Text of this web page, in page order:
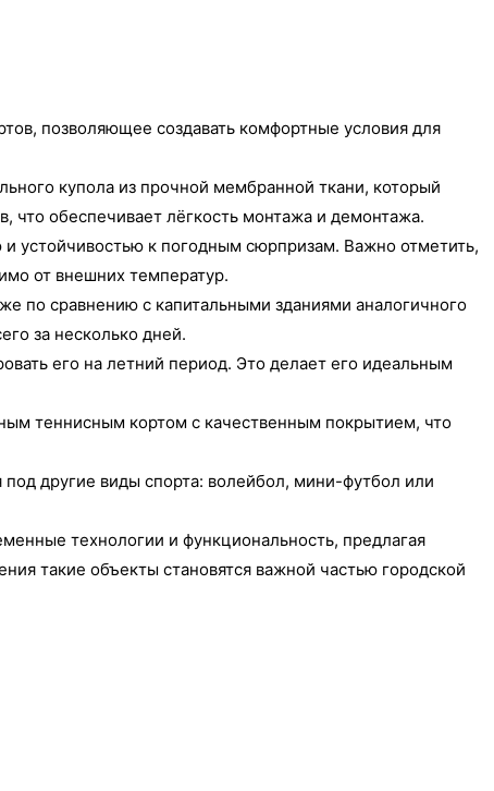
позволяющее создавать комфортные условия для
купола из прочной мембранной ткани, который
что обеспечивает лёгкость монтажа и демонтажа.
устойчивостью к погодным сюрпризам. Важно отметить,
от внешних температур.
по сравнению с капитальными зданиями аналогичного
за несколько дней.
его на летний период. Это делает его идеальным
теннисным кортом с качественным покрытием, что
под другие виды спорта: волейбол, мини-футбол или
технологии и функциональность, предлагая
такие объекты становятся важной частью городской